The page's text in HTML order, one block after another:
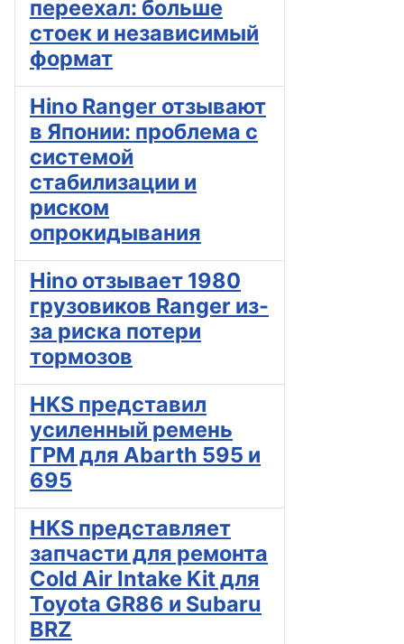
переехал: больше
стоек и независимый
формат
Hino Ranger отзывают
в Японии: проблема с
системой
стабилизации и
риском
опрокидывания
Hino отзывает 1980
грузовиков Ranger из-
за риска потери
тормозов
HKS представил
усиленный ремень
ГРМ для Abarth 595 и
695
HKS представляет
запчасти для ремонта
Cold Air Intake Kit для
Toyota GR86 и Subaru
BRZ